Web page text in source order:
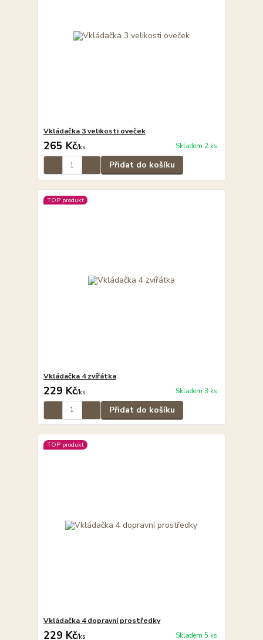
Vkládačka 3 velikosti oveček
265 Kč/ks Skladem 2 ks
Přidat do košíku
TOP produkt
Vkládačka 4 zvířátka
229 Kč/ks Skladem 3 ks
Přidat do košíku
TOP produkt
Vkládačka 4 dopravní prostředky
229 Kč/ks Skladem 5 ks